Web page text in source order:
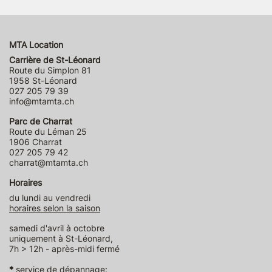
MTA Location
Carrière de St-Léonard
Route du Simplon 81
1958 St-Léonard
027 205 79 39
info@mtamta.ch
Parc de Charrat
Route du Léman 25
1906 Charrat
027 205 79 42
charrat@mtamta.ch
Horaires
du lundi au vendredi
horaires selon la saison
samedi d'avril à octobre
uniquement à St-Léonard,
7h > 12h - après-midi fermé
* service de dépannage: